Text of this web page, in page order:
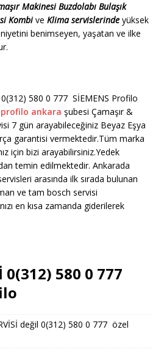
MakinesiBuzdolabı Bulaşık
Kombive Klima servislerinde yüksek
benimseyen, yaşatan ve ilke
0(312) 580 0 777 SİEMENS Profilo
ankara şubesi Çamaşır &
7 gün arayabileceğiniz Beyaz Eşya
garantisi vermektedir.Tüm marka
için bizi arayabilirsiniz.Yedek
temin edilmektedir. Ankarada
arasında ilk sırada bulunan
ve tam bosch servisi
en kısa zamanda giderilerek
0(312) 580 0 777
değil 0(312) 580 0 777 özel